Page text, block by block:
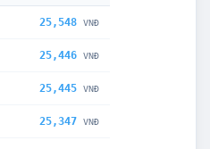
25,548 VNĐ
25,446 VNĐ
25,445 VNĐ
25,347 VNĐ